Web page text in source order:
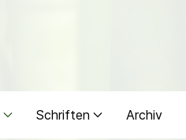
Schriften Archiv